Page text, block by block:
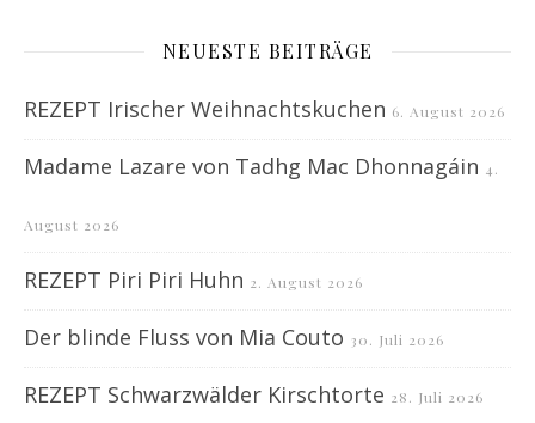
NEUESTE BEITRÄGE
REZEPT Irischer Weihnachtskuchen 6. August 2026
Madame Lazare von Tadhg Mac Dhonnagáin 4.
August 2026
REZEPT Piri Piri Huhn 2. August 2026
Der blinde Fluss von Mia Couto 30. Juli 2026
REZEPT Schwarzwälder Kirschtorte 28. Juli 2026